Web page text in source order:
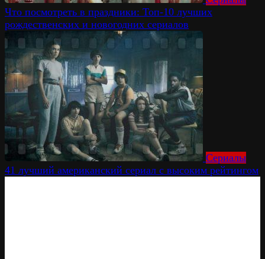
Что посмотреть в праздники: Топ-10 лучших
рождественских и новогодних сериалов
Сериалы
41 лучший американский сериал с высоким рейтингом